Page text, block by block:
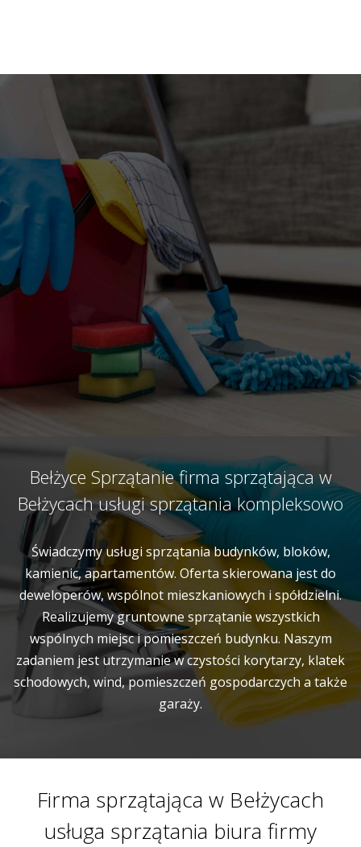
Bełżyce Sprzątanie firma sprzątająca w
Bełżycach usługi sprzątania kompleksowo
Świadczymy usługi sprzątania budynków, bloków,
kamienic, apartamentów. Oferta skierowana jest do
deweloperów, wspólnot mieszkaniowych i spółdzielni.
Realizujemy gruntowne sprzątanie wszystkich
wspólnych miejsc i pomieszczeń budynku. Naszym
zadaniem jest utrzymanie w czystości korytarzy, klatek
schodowych, wind, pomieszczeń gospodarczych a także
garaży.
Firma sprzątająca w Bełżycach
usługa sprzątania biura firmy